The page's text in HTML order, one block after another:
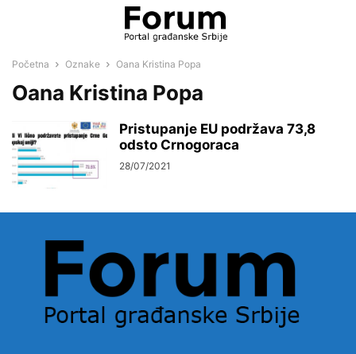
Početna Oznake Oana Kristina Popa
Oana Kristina Popa
Pristupanje EU podržava 73,8
odsto Crnogoraca
28/07/2021